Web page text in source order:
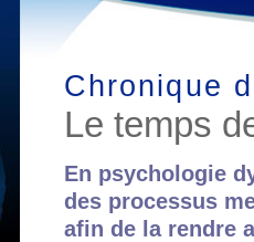
Chronique
Le temps
En psychologie
des processus
afin de la rendre